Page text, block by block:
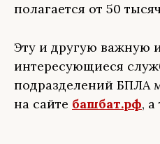
полагается от 50
Эту и другую важную
интересующиеся
подразделений БПЛА
на сайте башбат.рф,